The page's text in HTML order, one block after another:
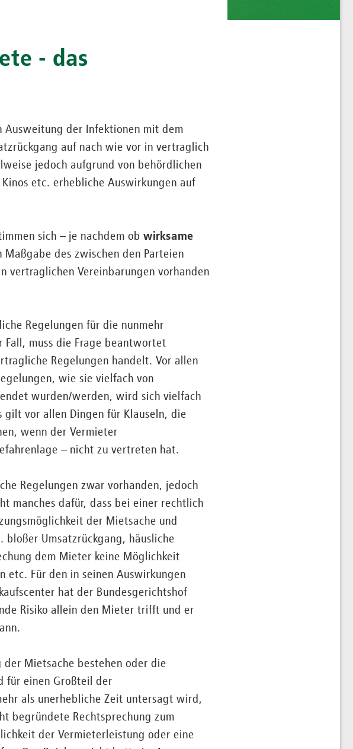
- das
Ausweitung der Infektionen mit dem
auf nach wie vor in vertraglich
jedoch aufgrund von behördlichen
etc. erhebliche Auswirkungen auf
sich – je nachdem ob wirksame
des zwischen den Parteien
vertraglichen Vereinbarungen vorhanden
Regelungen für die nunmehr
muss die Frage beantwortet
Regelungen handelt. Vor allen
wie sie vielfach von
wurden/werden, wird sich vielfach
gilt vor allen Dingen für Klauseln, die
wenn der Vermieter
– nicht zu vertreten hat.
Regelungen zwar vorhanden, jedoch
manches dafür, dass bei einer rechtlich
der Mietsache und
Umsatzrückgang, häusliche
dem Mieter keine Möglichkeit
Für den in seinen Auswirkungen
hat der Bundesgerichtshof
Risiko allein den Mieter trifft und er
Mietsache bestehen oder die
für einen Großteil der
als unerhebliche Zeit untersagt wird,
begründete Rechtsprechung zum
der Vermieterleistung oder eine